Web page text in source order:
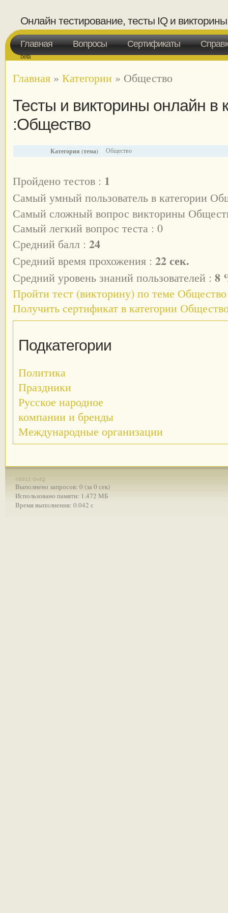
Онлайн тестирование, тесты IQ и
beta
Главная Вопросы Сертификаты
Главная » Категории » Общество
Тесты и викторины онлайн в
:Общество
Категория (тема) Общество
Пройдено тестов : 1
Самый умный пользователь в категории
Самый сложный вопрос викторины
Самый легкий вопрос теста : 0
Средний балл : 24
Средний время прохожения : 22 сек.
Средний уровень знаний пользователей : 8
Пройти тест (викторину) по теме Общество
Получить сертификат в категории
Подкатегории
Политика
Праздники
Русское народное
компании и бренды
Международные организации
©2012 OnIQ
Выполнено запросов: 0 (за 0 сек)
Использовано памяти: 1.472 МБ
Время выполнения: 0.042 с